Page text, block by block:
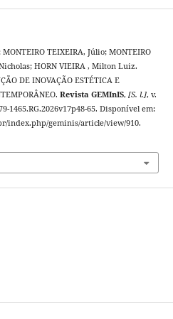
TEIXEIRA, Júlio; MONTEIRO
HORN VIEIRA , Milton Luiz.
DE INOVAÇÃO ESTÉTICA E
Revista GEMInIS, [S. l.], v.
1465.RG.2026v17p48-65. Disponível em:
index.php/geminis/article/view/910.